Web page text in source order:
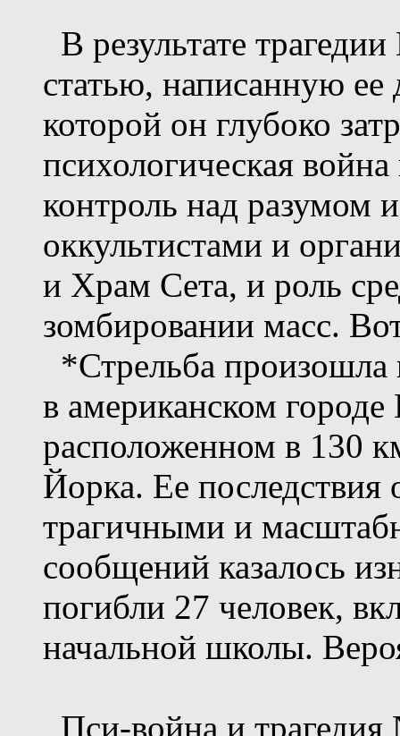
В результате
статью, написанную
которой он глубоко
психологическая
контроль над разумом
оккультистами и
и Храм Сета, и роль
зомбировании масс.
*Стрельба
в американском
расположенном в 130
Йорка. Ее последствия
трагичными и
сообщений казалось
погибли 27 человек,
начальной школы.
Пси-война и